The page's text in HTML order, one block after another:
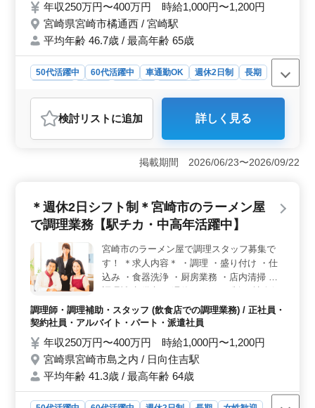
わせください。
年収250万円〜400万円 時給1,000円〜1,200円
宮崎県宮崎市橘通西 / 宮崎駅
平均年齢 46.7歳 / 最高年齢 65歳
50代活躍中 60代活躍中 車通勤OK 週休2日制
長期
調理師・調理補助・スタッフ
おすすめポイント
＜中高年活躍中＞ この求人はベテランの経験を活かす
絶好の機会。50代、60代の方々が活躍中で、ブランクの
ある方も歓迎されます。 ＜働きやすさ＞ 週休2日制
＞ 調理経験3年以上の方に最適。若手に技術を伝える機
会もあります。
検討リスト に追加 詳しく見る
掲載期間 2026/06/23〜2026/09/22
＊週休2日シフト制＊宮崎市のラーメン屋
で調理業務【駅チカ・中高年活躍中】
宮崎市のラーメン屋で調理スタッフ募集で
す！ ＊求人内容＊ ・調理 ・盛り付け ・仕
込み ・食器洗浄 ・厨房業務 ・店内清掃 ・
険完備 ・勤務時間応相談 ・50代、60代の採
用実績あり 今まで培ってきた経験を若手に
ご応募可能！ ご応募お待ちしております☆
調理師・調理補助・スタッフ (飲食店での調理業務) / 正社員・
契約社員・アルバイト・パート・派遣社員
年収250万円〜400万円 時給1,000円〜1,200円
宮崎県宮崎市島之内 / 日向住吉駅
平均年齢 41.3歳 / 最高年齢 64歳